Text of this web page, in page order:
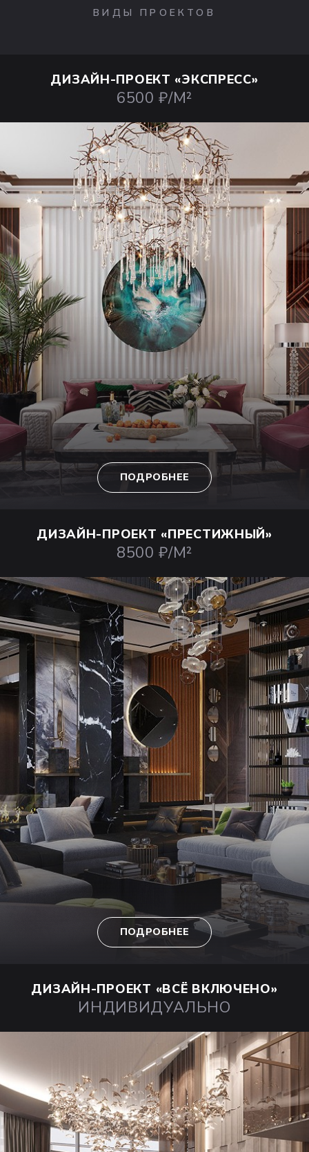
ВИДЫ ПРОЕКТОВ
ДИЗАЙН-ПРОЕКТ «ЭКСПРЕСС»
6500 ₽/М²
ПОДРОБНЕЕ
ДИЗАЙН-ПРОЕКТ «ПРЕСТИЖНЫЙ»
8500 ₽/М²
ПОДРОБНЕЕ
ДИЗАЙН-ПРОЕКТ «ВСЁ ВКЛЮЧЕНО»
ИНДИВИДУАЛЬНО